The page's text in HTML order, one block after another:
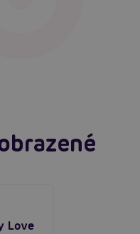
Sexiomů
dveře!
Love